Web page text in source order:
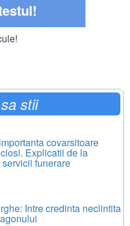
stii
covarsitoare
Explicatii de la
funerare
Intre credinta neclintita